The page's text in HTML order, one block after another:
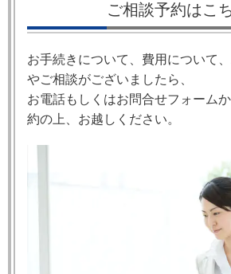
ご相談予約はこ
お手続きについて、費用について
やご相談がございましたら、
お電話もしくはお問合せフォーム
約の上、お越しください。